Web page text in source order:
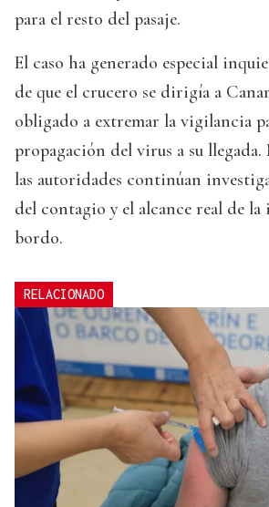
para el resto del pasaje.
El caso ha generado especial
de que el crucero se dirigía a
obligado a extremar la vigilancia
propagación del virus a su
las autoridades continúan
del contagio y el alcance real de
bordo.
RELACIONADO